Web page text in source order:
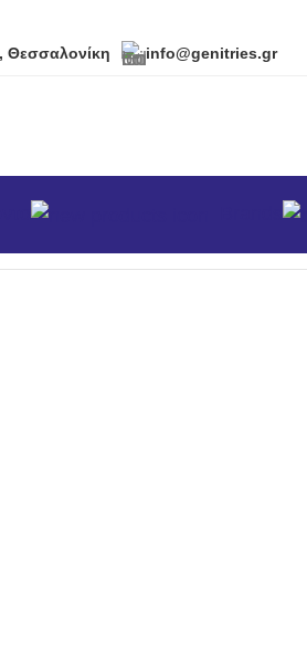
Θεσσαλονίκη info@genitries.gr